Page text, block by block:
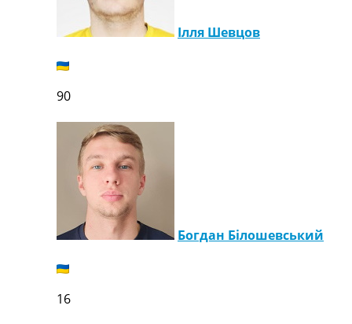
Ілля Шевцов
90
Богдан Білошевський
16